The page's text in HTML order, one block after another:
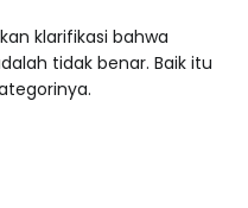
klarifikasi bahwa
tidak benar. Baik itu